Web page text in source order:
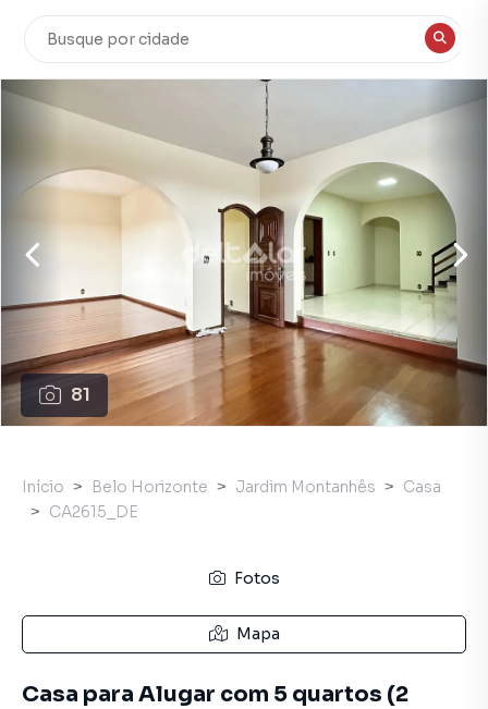
81
Início Belo Horizonte Jardim Montanhês
Casa
CA2615_DE
Fotos
Mapa
Casa para Alugar com 5 quartos (2